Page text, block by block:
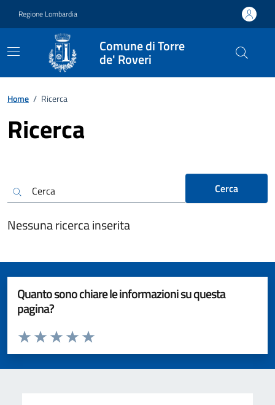
Regione Lombardia
Comune di Torre
de' Roveri
Home / Ricerca
Ricerca
Cerca
Nessuna ricerca inserita
Quanto sono chiare le informazioni su questa
pagina?
Valuta da 1 a 5 stelle la pagina
Valuta 5 stelle su 5
Valuta 4 stelle su 5
Valuta 3 stelle su 5
Valuta 2 stelle su 5
Valuta 1 stelle su 5